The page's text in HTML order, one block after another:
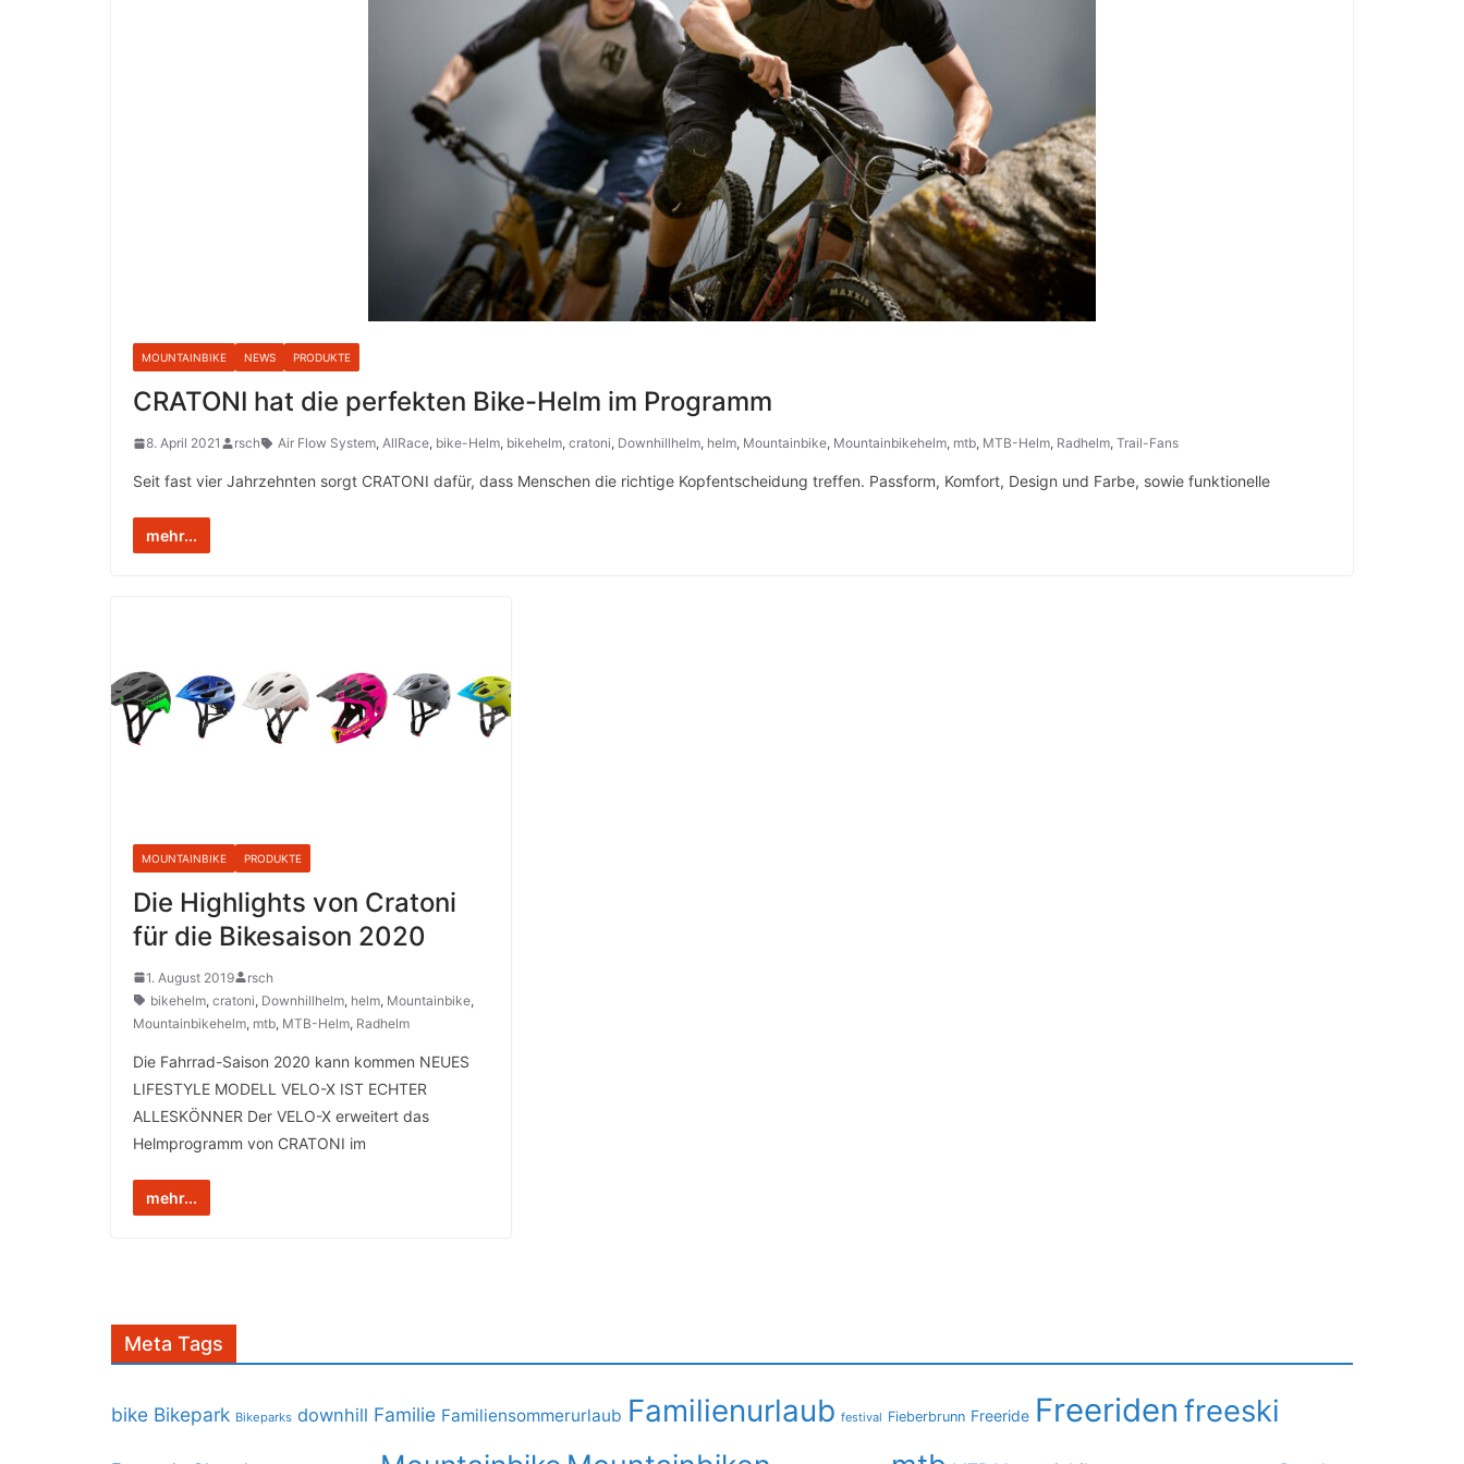
MOUNTAINBIKE NEWS PRODUKTE
CRATONI hat die perfekten Bike-Helm im Programm
8. April 2021 rsch Air Flow System, AllRace, bike-Helm, bikehelm, cratoni, Downhillhelm, helm, Mountainbike, Mountainbikehelm, mtb, MTB-Helm, Radhelm, Trail-Fans
Seit fast vier Jahrzehnten sorgt CRATONI dafür, dass Menschen die richtige Kopfentscheidung treffen. Passform, Komfort, Design und Farbe, sowie funktionelle
mehr...
MOUNTAINBIKE PRODUKTE
Die Highlights von Cratoni
für die Bikesaison 2020
1. August 2019
rsch
bikehelm, cratoni, Downhillhelm, helm, Mountainbike,
Mountainbikehelm, mtb, MTB-Helm, Radhelm
Die Fahrrad-Saison 2020 kann kommen NEUES
LIFESTYLE MODELL VELO-X IST ECHTER
ALLESKÖNNER Der VELO-X erweitert das
Helmprogramm von CRATONI im
mehr...
Meta Tags
bike Bikepark Bikeparks downhill Familie Familiensommerurlaub Familienurlaub festival Fieberbrunn Freeride Freeriden freeski